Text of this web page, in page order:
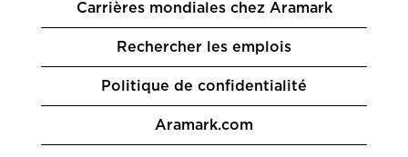
Carrières mondiales chez Aramark
Rechercher les emplois
Politique de confidentialité
Aramark.com